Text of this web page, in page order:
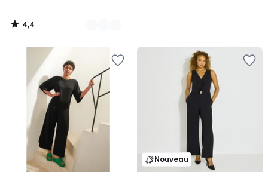
notre
programme
place
4,4
/
Nouveau